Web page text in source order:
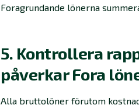
Foragrundande lönerna
5. Kontrollera
påverkar Fora
Alla bruttolöner förutom